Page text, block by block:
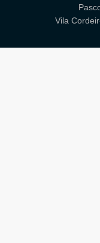
Vila